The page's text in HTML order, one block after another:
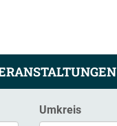
Umkreis